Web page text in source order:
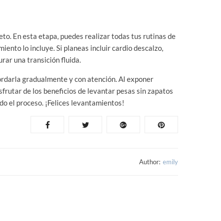
En esta etapa, puedes realizar todas tus rutinas de
lo incluye. Si planeas incluir cardio descalzo,
una transición fluida.
gradualmente y con atención. Al exponer
de los beneficios de levantar pesas sin zapatos
el proceso. ¡Felices levantamientos!
Author: emily